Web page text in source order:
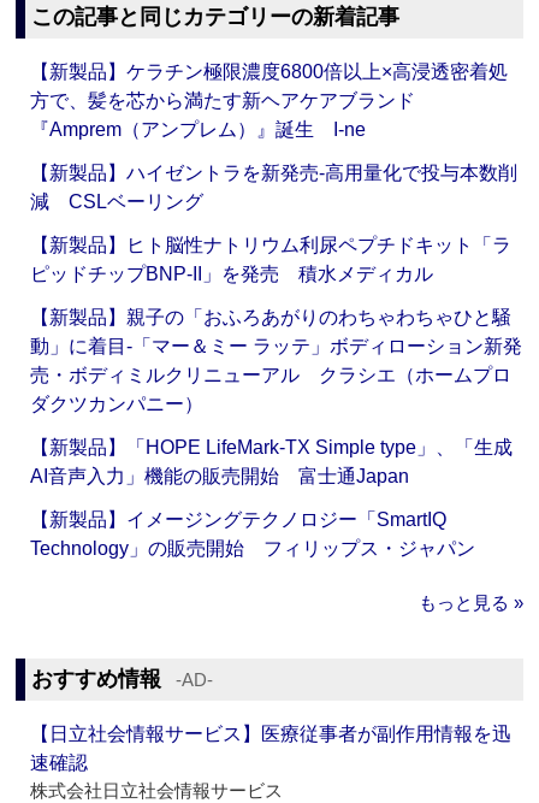
この記事と同じカテゴリーの新着記事
【新製品】ケラチン極限濃度6800倍以上×高浸透密着処
方で、髪を芯から満たす新ヘアケアブランド
『Amprem（アンプレム）』誕生 I-ne
【新製品】ハイゼントラを新発売‐高用量化で投与本数削
減 CSLベーリング
【新製品】ヒト脳性ナトリウム利尿ペプチドキット「ラ
ピッドチップBNP-II」を発売 積水メディカル
【新製品】親子の「おふろあがりのわちゃわちゃひと騒
動」に着目‐「マー＆ミー ラッテ」ボディローション新発
売・ボディミルクリニューアル クラシエ（ホームプロ
ダクツカンパニー）
【新製品】「HOPE LifeMark-TX Simple type」、「生成
AI音声入力」機能の販売開始 富士通Japan
【新製品】イメージングテクノロジー「SmartIQ
Technology」の販売開始 フィリップス・ジャパン
もっと見る »
おすすめ情報 ‐AD‐
【日立社会情報サービス】医療従事者が副作用情報を迅
速確認
株式会社日立社会情報サービス